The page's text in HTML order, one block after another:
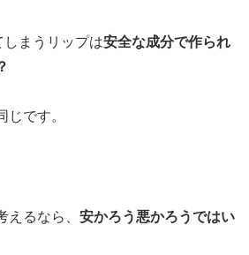
しまうリップは安全な成分で作られ
です。
えるなら、 安かろう悪かろうではい